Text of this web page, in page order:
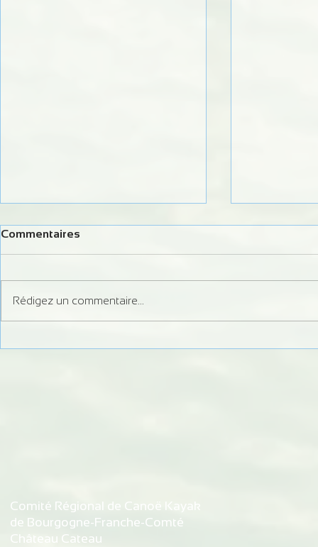
Commentaires
Rédigez un commentaire...
Comité Régional de Canoë Kayak
de Bourgogne-Franche-Comté
Château Cateau